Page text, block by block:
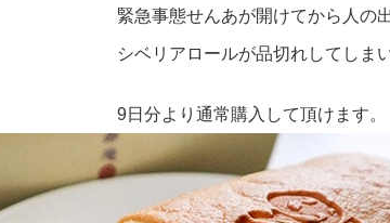
緊急事態せんあが開けてから人の
シベリアロールが品切れしてしま
9日分より通常購入して頂けます。